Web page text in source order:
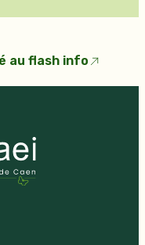
au flash info